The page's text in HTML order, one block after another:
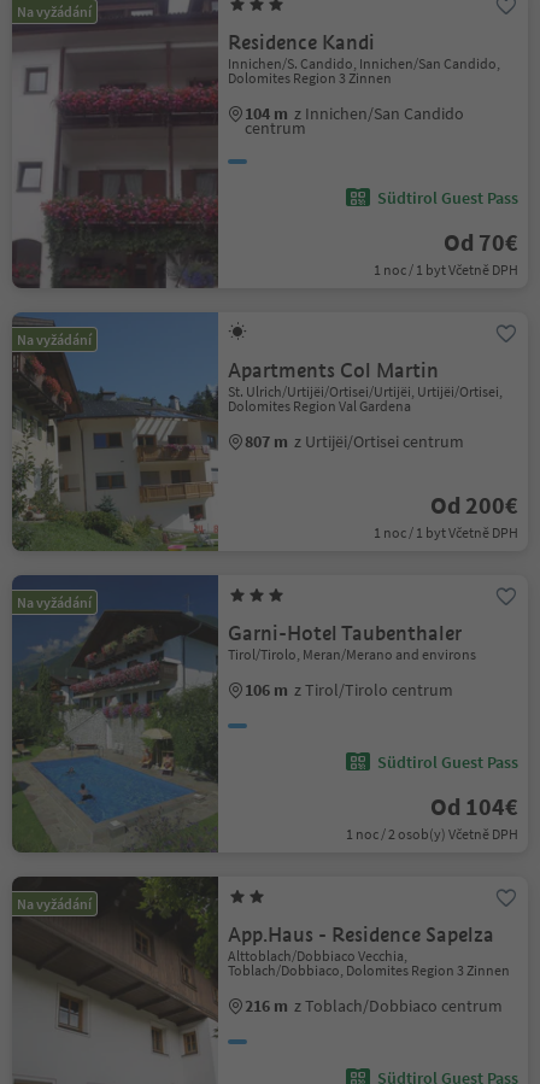
Na vyžádání
Residence Kandi
Innichen/S. Candido, Innichen/San Candido,
Dolomites Region 3 Zinnen
104 m z Innichen/San Candido
centrum
Südtirol Guest Pass
Od 70€
1 noc / 1 byt Včetně DPH
Na vyžádání
Apartments Col Martin
St. Ulrich/Urtijëi/Ortisei/Urtijëi, Urtijëi/Ortisei,
Dolomites Region Val Gardena
807 m z Urtijëi/Ortisei centrum
Od 200€
1 noc / 1 byt Včetně DPH
Na vyžádání
Garni-Hotel Taubenthaler
Tirol/Tirolo, Meran/Merano and environs
106 m z Tirol/Tirolo centrum
Südtirol Guest Pass
Od 104€
1 noc / 2 osob(y) Včetně DPH
Na vyžádání
App.Haus - Residence Sapelza
Alttoblach/Dobbiaco Vecchia,
Toblach/Dobbiaco, Dolomites Region 3 Zinnen
216 m z Toblach/Dobbiaco centrum
Südtirol Guest Pass